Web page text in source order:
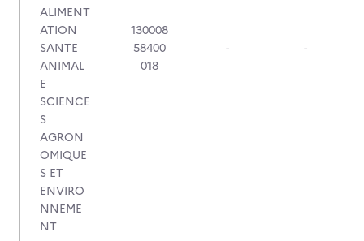
ALIMENT
ATION
SANTE
ANIMAL
E
SCIENCE
S
AGRON
OMIQUE
S ET
ENVIRO
NNEME
NT
130008
58400
018
- -